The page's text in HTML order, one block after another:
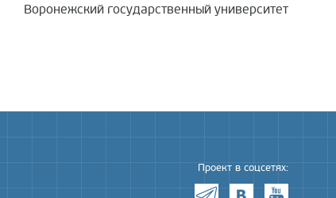
Воронежский государственный университет
Проект в соцсетях: